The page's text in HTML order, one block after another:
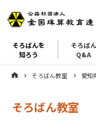
そろばんを
知ろう
そろばん
Q&A
そろばん教室 愛知
そろばん教室